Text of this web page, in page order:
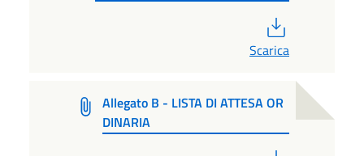
Scarica
Allegato B - LISTA DI ATTESA OR
DINARIA